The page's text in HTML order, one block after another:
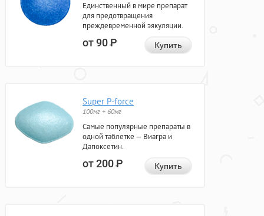
Единственный в мире препарат
для предотвращения
преждевременной эякуляции.
от 90Р Купить
Super P-force
100мг + 60мг
Самые популярные препараты в
одной таблетке — Виагра и
Дапоксетин.
от 200Р Купить